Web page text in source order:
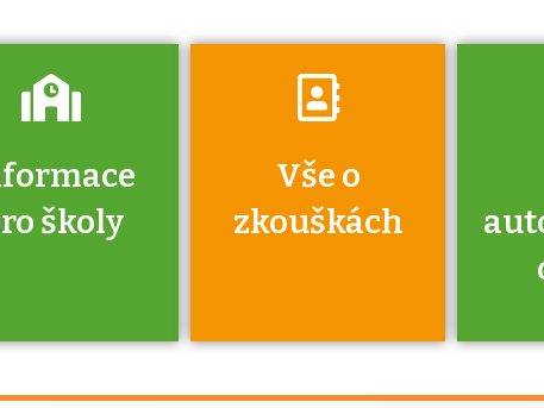
školy
Vše o
zkouškách